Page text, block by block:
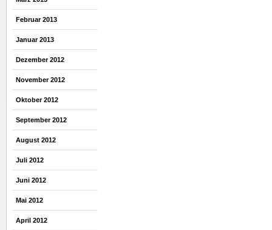
Februar 2013
Januar 2013
Dezember 2012
November 2012
Oktober 2012
September 2012
August 2012
Juli 2012
Juni 2012
Mai 2012
April 2012